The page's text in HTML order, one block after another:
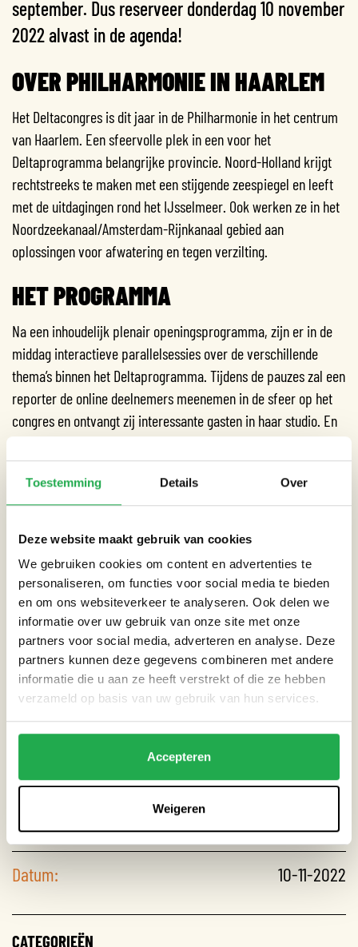
Toestemming Details Over
Deze website maakt gebruik van cookies
We gebruiken cookies om content en advertenties te
personaliseren, om functies voor social media te bieden
en om ons websiteverkeer te analyseren. Ook delen we
informatie over uw gebruik van onze site met onze
partners voor social media, adverteren en analyse. Deze
partners kunnen deze gegevens combineren met andere
informatie die u aan ze heeft verstrekt of die ze hebben
verzameld op basis van uw gebruik van hun services.
Accepteren
Weigeren
september. Dus reserveer donderdag 10 november
2022 alvast in de agenda!
OVER PHILHARMONIE IN HAARLEM
Het Deltacongres is dit jaar in de Philharmonie in het centrum
van Haarlem. Een sfeervolle plek in een voor het
Deltaprogramma belangrijke provincie. Noord-Holland krijgt
rechtstreeks te maken met een stijgende zeespiegel en leeft
met de uitdagingen rond het IJsselmeer. Ook werken ze in het
Noordzeekanaal/Amsterdam-Rijnkanaal gebied aan
oplossingen voor afwatering en tegen verzilting.
HET PROGRAMMA
Na een inhoudelijk plenair openingsprogramma, zijn er in de
middag interactieve parallelsessies over de verschillende
thema’s binnen het Deltaprogramma. Tijdens de pauzes zal een
reporter de online deelnemers meenemen in de sfeer op het
congres en ontvangt zij interessante gasten in haar studio. En
uiteraard is er volop gelegenheid om op een informele manier
kennis te delen en ervaringen uit te wisselen.
middag zijn van 13.00 tot 14.15 uur (ronde 1) en van 14.45 tot
16.00 uur (ronde 2) en dan is er aansluitend nog een afsluitende
high tea/borrel van 16.00 uur tot 17.00 uur.
Online: Voor het online volgen van het congres kun je tussen
9.30 uur – 10.30 uur al inloggen via het Deltacongresplatform.
Grietje Evenwel, de verslaggever ter plaatse, opent dan het
online programma waar je alvast kunt deelnemen. Het
de middag zijn van 13.00 tot 14.15 uur (ronde 1) en van 14.45 tot
16.00 uur (ronde 2). In de pauzemomenten kun je het live
verslag van Grietje blijven volgen.
Datum: 10-11-2022
CATEGORIEËN